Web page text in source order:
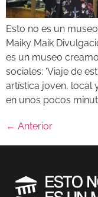
Esto no es un
Maiky Maik
es un museo
sociales: ‘Viaje de
artística joven, local
en unos pocos
← Anterior